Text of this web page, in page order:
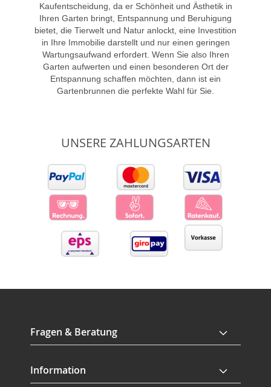
Kaufentscheidung, da er Schönheit und Ästhetik in
Ihren Garten bringt, Entspannung und Beruhigung
bietet, die Tierwelt und Natur anlockt, eine Investition
in Ihre Immobilie darstellt und nur einen geringen
Wartungsaufwand erfordert. Wenn Sie also Ihren
Garten aufwerten und einen besonderen Ort der
Entspannung schaffen möchten, dann ist ein
Gartenbrunnen die perfekte Wahl für Sie.
UNSERE ZAHLUNGSARTEN
Fragen & Beratung
Information